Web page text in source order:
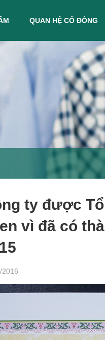
QUAN HỆ CỔ ĐÔNG
ty được
vì đã có
2016